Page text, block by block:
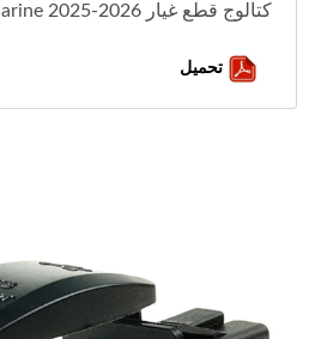
كتالوج قطع غيار YIS Marine 2025-2026
تحميل